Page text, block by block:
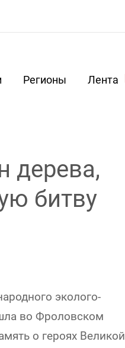
Регионы Лента
дерева,
битву
эколого-
во Фроловском
о героях Великой